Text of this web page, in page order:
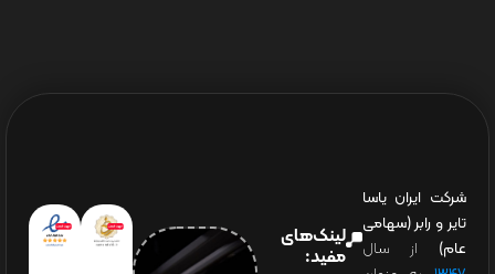
شرکت ایران یاسا
تایر و رابر (سهامی
عام) از سال
لینک‌های
مفید: